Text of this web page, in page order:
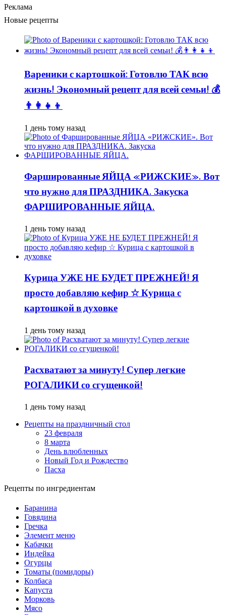
Реклама
Новые рецепты
Вареники с картошкой: Готовлю ТАК всю
жизнь! Экономный рецепт для всей семьи! 💰
👨👩👧👦
1 день тому назад
Фаршированные ЯЙЦА «РИЖСКИЕ». Вот
что нужно для ПРАЗДНИКА. Закуска
ФАРШИРОВАННЫЕ ЯЙЦА.
1 день тому назад
Курица УЖЕ НЕ БУДЕТ ПРЕЖНЕЙ! Я
просто добавляю кефир ☆ Курица с
картошкой в духовке
1 день тому назад
Расхватают за минуту! Супер легкие
РОГАЛИКИ со сгущенкой!
1 день тому назад
Рецепты на праздничный стол
23 февраля
8 марта
День влюбленных
Новый Год и Рождество
Пасха
Рецепты по ингредиентам
Баранина
Говядина
Гречка
Элемент меню
Кабачки
Индейка
Огурцы
Томаты (помидоры)
Колбаса
Капуста
Морковь
Мясо